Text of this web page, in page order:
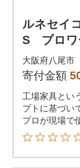
ルネセイ
S プロワ
ア スイン
(F150)
大阪府八尾市
寄付金額
工場家具とい
プトに基づい
プロが現場で
たみ椅子。